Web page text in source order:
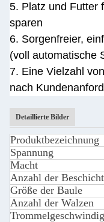
5. Platz und Futter
sparen
6. Sorgenfreier,
(voll automatische
7. Eine Vielzahl
nach
Detaillierte Bilder
Produktbezeichnung
Spannung
Macht
Anzahl der
Größe der Baule
Anzahl der Walzen